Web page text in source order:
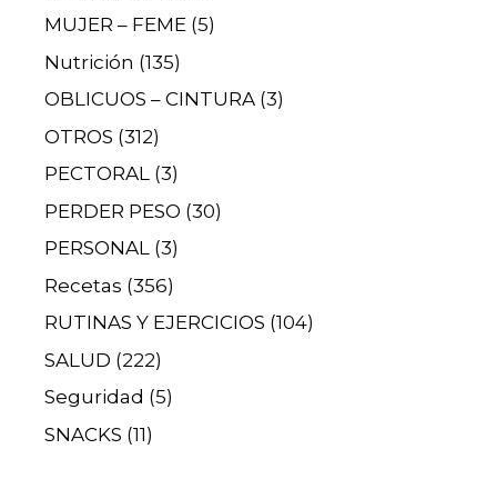
MUJER – FEME (5)
Nutrición (135)
OBLICUOS – CINTURA (3)
OTROS (312)
PECTORAL (3)
PERDER PESO (30)
PERSONAL (3)
Recetas (356)
RUTINAS Y EJERCICIOS (104)
SALUD (222)
Seguridad (5)
SNACKS (11)